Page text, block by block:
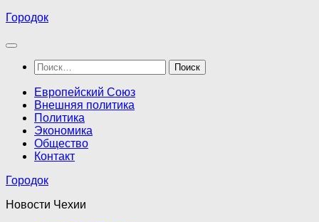
Перейти
содержимому
Городок
Найти:
Европейский Союз
Внешняя политика
Политика
Экономика
Общество
Контакт
Городок
Новости Чехии